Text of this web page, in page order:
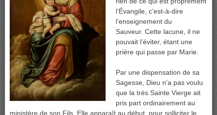
l’Évangile, c’est-à-dire
l’enseignement du
Sauveur. Cette lacune, il ne
pouvait l’éviter, étant une
prière qui passe par Marie.
Par une dispensation de sa
Sagesse, Dieu n’a pas voulu
que la très Sainte Vierge ait
pris part ordinairement au
ministère de son Fils. Elle apparaît au début, pour solliciter le